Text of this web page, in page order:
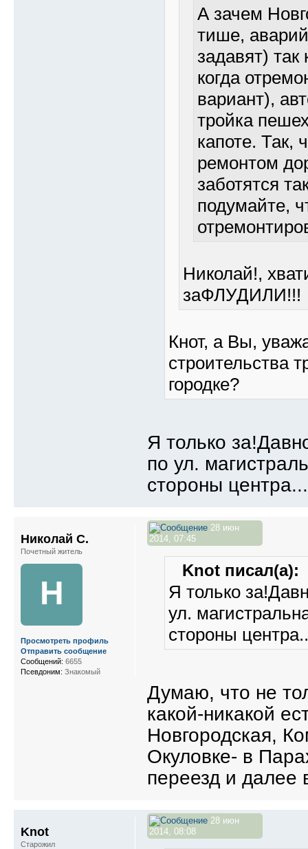
А зачем
тише,
задавят)
когда
вариант),
тройка
капоте. Так,
ремонтом
заботятся
подумайте,
Николай!,
заФЛУДИЛИ!!!
Кнот, а Вы,
строительства
городке?
Я только
по ул.
стороны центра...
28 июн
2014, 07:45
Knot писал(а):
Я только
ул.
стороны
Думаю, что не
какой-никакой
Новгородская,
Окуловке- в
переезд и далее
Николай С.
Почетный житель
Н
Просмотреть профиль
Отправить сообщение
Сообщений: 6655
Псевдоним: Знакомый
28 июн
2014, 08:08
Knot
Старожил